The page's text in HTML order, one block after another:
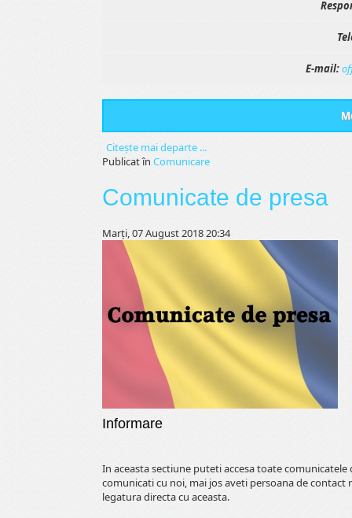
E-mail:
Citeşte mai departe ...
Publicat în Comunicare
Comunicate de presa
Marți, 07 August 2018 20:34
Informare
In aceasta sectiune puteti accesa toate
comunicati cu noi, mai jos aveti persoana de
legatura directa cu aceasta.